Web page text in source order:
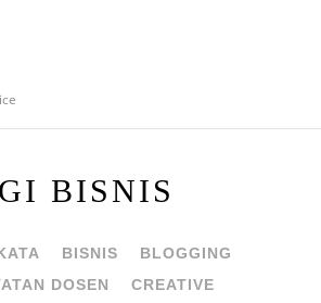
BISNIS
BISNIS
BLOGGING
DOSEN
CREATIVE